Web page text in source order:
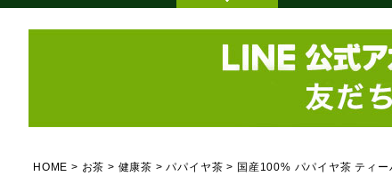
HOME お茶 健康茶 パパイヤ茶 国産100% パパイヤ茶 ティ